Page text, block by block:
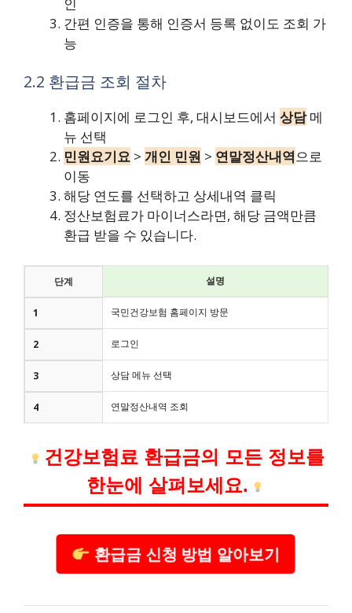
간편 인증을 통해 인증서 등록 없이도 조회 가
능
2.2 환급금 조회 절차
홈페이지에 로그인 후, 대시보드에서 상담메
뉴 선택
민원요기요 > 개인 민원 > 연말정산내역으로
이동
해당 연도를 선택하고 상세내역 클릭
정산보험료가 마이너스라면, 해당 금액만큼
환급 받을 수 있습니다.
단계 설명
1 국민건강보험 홈페이지 방문
2 로그인
3 상담 메뉴 선택
4 연말정산내역 조회
건강보험료 환급금의 모든 정보를
한눈에 살펴보세요.
환급금 신청 방법 알아보기